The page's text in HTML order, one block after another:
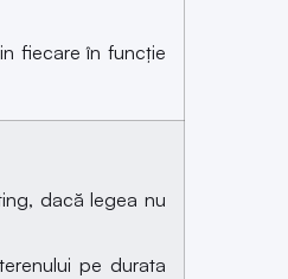
fiecare în funcție
dacă legea nu
pe durata